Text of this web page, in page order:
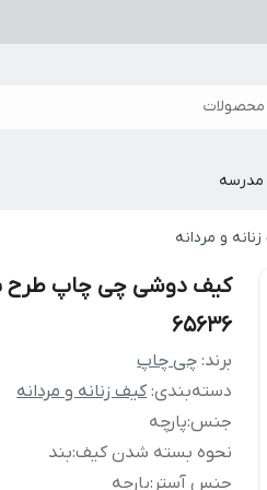
مدرسه
و مردانه
کیف دوشی چی چاپ طرح
65636
برند: چی چاپ
دسته‌بندی:کیف زنانه و مردانه
جنس:پارچه
نحوه بسته شدن کیف:بند
جنس آستر :پارچه